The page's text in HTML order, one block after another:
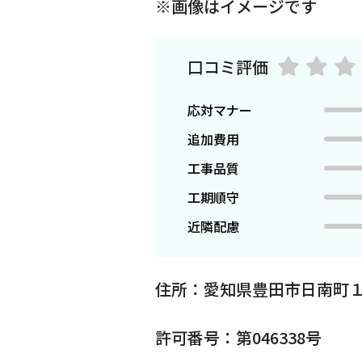
※画像はイメージです
口コミ評価
応対マナー
追加費用
工事品質
工期順守
近隣配慮
住所：愛知県豊田市日南町
許可番号：第046338号